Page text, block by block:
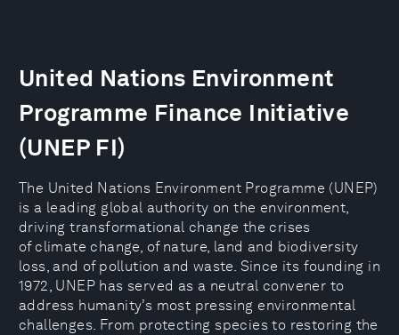
United Nations Environment
Programme Finance Initiative
(UNEP FI)
The United Nations Environment Programme (UNEP)
is a leading global authority on the environment,
driving transformational change the crises
of climate change, of nature, land and biodiversity
loss, and of pollution and waste. Since its founding in
1972, UNEP has served as a neutral convener to
address humanity’s most pressing environmental
challenges. From protecting species to restoring the